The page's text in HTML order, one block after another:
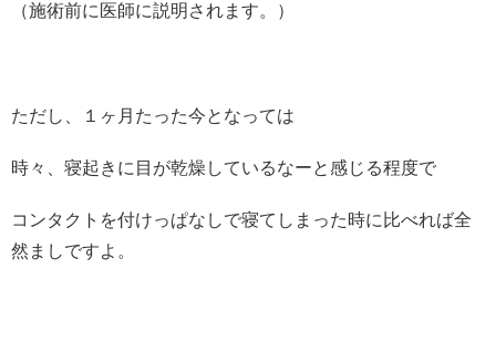
（施術前に医師に説明されます。）
ただし、１ヶ月たった今となっては
時々、寝起きに目が乾燥しているなーと感じる程度で
コンタクトを付けっぱなしで寝てしまった時に比べれば全
然ましですよ。